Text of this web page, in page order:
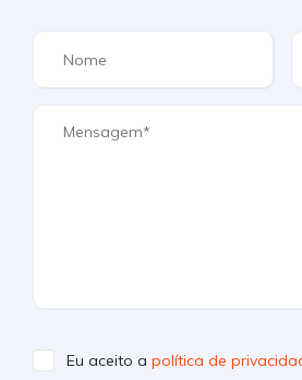
Eu aceito a política de